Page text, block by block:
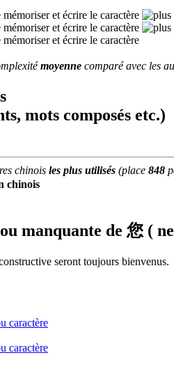
moyenne comparé avec les
mots composés etc.)
chinois les plus utilisés (place 848
chinois
manquante de 您 (
seront toujours bienvenus.